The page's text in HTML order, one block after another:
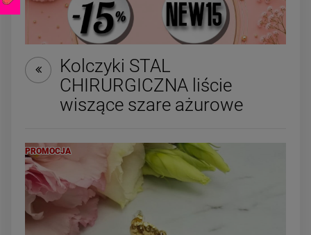
Naszyjnik STAL
CHIRURGICZNA czarne i
kolorowe kryształki
DO KOSZYKA
ZESTAW -
bransoletka
Kolczyki STAL
CHIRURGICZNA liście
wiszące szare ażurowe
PROMOCJA